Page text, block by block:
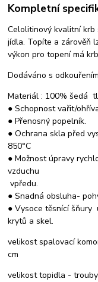
Kompletní
Celolitinový kvalitní
jídla. Topíte a zárověň
výkon pro topení má
Dodáváno s
Materiál : 100% šedá
● Schopnost vařit/
● Přenosný popelník.
● Ochrana skla před
850°C
● Možnost úpravy
vzduchu
vpředu.
● Snadná obsluha-
● Vysoce těsnící šňury
krytů a skel.
velikost spalovací
cm
velikost topidla -